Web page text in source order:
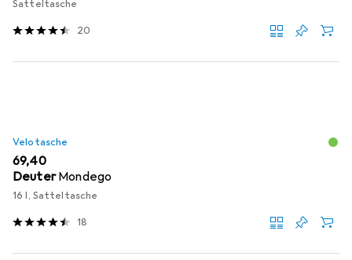
Satteltasche
20
Velotasche
EUR
69,40
Deuter Mondego
16 l, Satteltasche
18